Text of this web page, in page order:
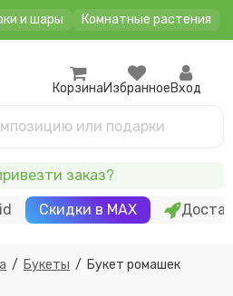
и шары Комнатные растения
или подарки
КорзинаИзбранноеВход
Скидки в MAX
заказ?
/ Букеты / Букет ромашек